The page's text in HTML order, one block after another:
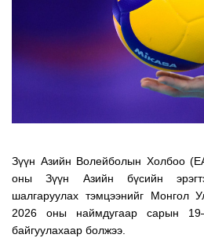
Зүүн Азийн Волейболын Холбоо
оны Зүүн Азийн бүсийн
шалгаруулах тэмцээнийг Монгол
2026 оны наймдугаар сарын
байгуулахаар болжээ.